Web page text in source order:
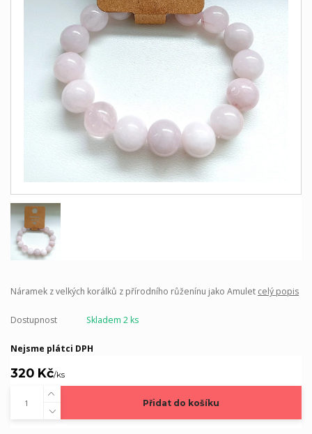
Náramek z velkých korálků z přírodního růženínu jako Amulet celý popis
Dostupnost Skladem 2 ks
Nejsme plátci DPH
320 Kč/ks
Přidat do košíku